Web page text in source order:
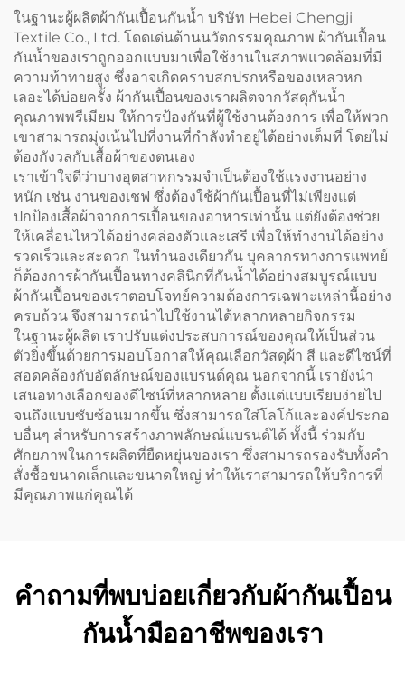
ในฐานะผู้ผลิตผ้ากันเปื้อนกันน้ำ บริษัท Hebei Chengji
Textile Co., Ltd. โดดเด่นด้านนวัตกรรมคุณภาพ ผ้ากันเปื้อน
กันน้ำของเราถูกออกแบบมาเพื่อใช้งานในสภาพแวดล้อมที่มี
ความท้าทายสูง ซึ่งอาจเกิดคราบสกปรกหรือของเหลวหก
เลอะได้บ่อยครั้ง ผ้ากันเปื้อนของเราผลิตจากวัสดุกันน้ำ
คุณภาพพรีเมียม ให้การป้องกันที่ผู้ใช้งานต้องการ เพื่อให้พวก
เขาสามารถมุ่งเน้นไปที่งานที่กำลังทำอยู่ได้อย่างเต็มที่ โดยไม่
ต้องกังวลกับเสื้อผ้าของตนเอง
เราเข้าใจดีว่าบางอุตสาหกรรมจำเป็นต้องใช้แรงงานอย่าง
หนัก เช่น งานของเชฟ ซึ่งต้องใช้ผ้ากันเปื้อนที่ไม่เพียงแต่
ปกป้องเสื้อผ้าจากการเปื้อนของอาหารเท่านั้น แต่ยังต้องช่วย
ให้เคลื่อนไหวได้อย่างคล่องตัวและเสรี เพื่อให้ทำงานได้อย่าง
รวดเร็วและสะดวก ในทำนองเดียวกัน บุคลากรทางการแพทย์
ก็ต้องการผ้ากันเปื้อนทางคลินิกที่กันน้ำได้อย่างสมบูรณ์แบบ
ผ้ากันเปื้อนของเราตอบโจทย์ความต้องการเฉพาะเหล่านี้อย่าง
ครบถ้วน จึงสามารถนำไปใช้งานได้หลากหลายกิจกรรม
ในฐานะผู้ผลิต เราปรับแต่งประสบการณ์ของคุณให้เป็นส่วน
ตัวยิ่งขึ้นด้วยการมอบโอกาสให้คุณเลือกวัสดุผ้า สี และดีไซน์ที่
สอดคล้องกับอัตลักษณ์ของแบรนด์คุณ นอกจากนี้ เรายังนำ
เสนอทางเลือกของดีไซน์ที่หลากหลาย ตั้งแต่แบบเรียบง่ายไป
จนถึงแบบซับซ้อนมากขึ้น ซึ่งสามารถใส่โลโก้และองค์ประกอ
บอื่นๆ สำหรับการสร้างภาพลักษณ์แบรนด์ได้ ทั้งนี้ ร่วมกับ
ศักยภาพในการผลิตที่ยืดหยุ่นของเรา ซึ่งสามารถรองรับทั้งคำ
สั่งซื้อขนาดเล็กและขนาดใหญ่ ทำให้เราสามารถให้บริการที่
มีคุณภาพแก่คุณได้
คำถามที่พบบ่อยเกี่ยวกับผ้ากันเปื้อน
กันน้ำมืออาชีพของเรา